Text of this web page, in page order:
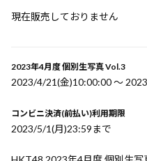
現在販売しておりません
2023年4月度 個別生写真 Vol.3
2023/4/21(金)10:00:00 〜
コンビニ決済(前払い)利用期限
2023/5/1(月)23:59まで